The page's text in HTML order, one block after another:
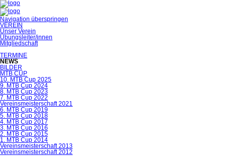
Navigation überspringen
VEREIN
Unser Verein
Übungsleiter/innen
Mitgliedschaft
TERMINE
NEWS
BILDER
MTB CUP
10. MTB Cup 2025
9. MTB Cup 2024
8. MTB Cup 2023
7. MTB Cup 2022
Vereinsmeisterschaft 2021
6. MTB Cup 2019
5. MTB Cup 2018
4. MTB Cup 2017
3. MTB Cup 2016
2. MTB Cup 2015
1. MTB Cup 2014
Vereinsmeisterschaft 2013
Vereinsmeisterschaft 2012